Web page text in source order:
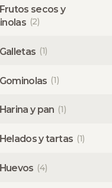
Frutos secos y
(2)
Galletas (1)
Gominolas (1)
Harina y pan (1)
Helados y tartas (1)
Huevos (4)